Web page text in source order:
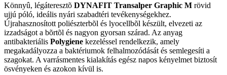
Könnyû, légáteresztõ DYNAFIT Transalper Graphic M rövid
ujjú póló, ideális nyári szabadtéri tevékenységekhez.
Újrahasznosított poliészterbõl és lyocellbõl készült, elvezeti az
izzadságot a bõrtõl és nagyon gyorsan szárad. Az anyag
antibakteriális Polygiene kezeléssel rendelkezik, amely
megakadályozza a baktériumok felhalmozódását és semlegesíti a
szagokat. A varrásmentes kialakítás egész napos kényelmet biztosít
ösvényeken és azokon kívül is.